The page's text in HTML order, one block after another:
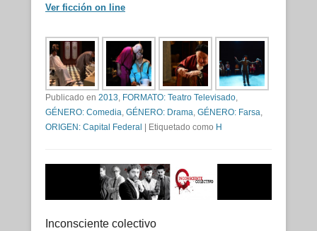
Ver ficción on line
Publicado en 2013, FORMATO: Teatro Televisado,
GÉNERO: Comedia, GÉNERO: Drama, GÉNERO: Farsa,
ORIGEN: Capital Federal
Etiquetado como H
Inconsciente colectivo